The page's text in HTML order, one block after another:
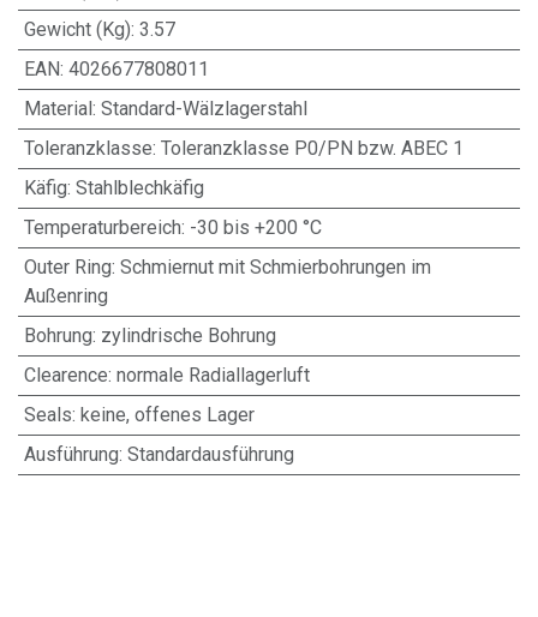
Gewicht (Kg): 3.57
EAN: 4026677808011
Material: Standard-Wälzlagerstahl
Toleranzklasse: Toleranzklasse P0/PN bzw. ABEC 1
Käfig: Stahlblechkäfig
Temperaturbereich: -30 bis +200 °C
Outer Ring: Schmiernut mit Schmierbohrungen im
Außenring
Bohrung: zylindrische Bohrung
Clearence: normale Radiallagerluft
Seals: keine, offenes Lager
Ausführung: Standardausführung